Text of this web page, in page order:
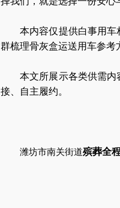
本内容仅提供白事用车
群梳理骨灰盒运送用车参考
本文所展示各类供需
接、自主履约。
潍坊市南关街道殡葬全